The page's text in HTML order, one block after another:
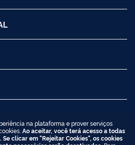
na plataforma e prover serviços
Ao aceitar, você terá acesso a todas
clicar em "Rejeitar Cookies", os cookies